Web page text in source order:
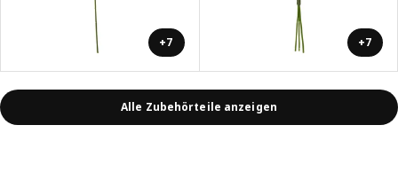
+7 +7
Alle Zubehörteile anzeigen